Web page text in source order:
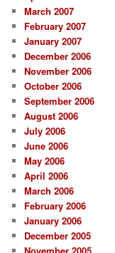
March 2007
February 2007
January 2007
December 2006
November 2006
October 2006
September 2006
August 2006
July 2006
June 2006
May 2006
April 2006
March 2006
February 2006
January 2006
December 2005